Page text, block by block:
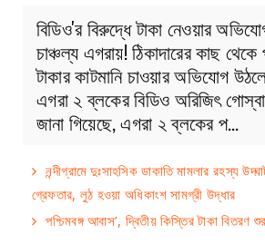
বিডিও'র বিরুদ্ধে টাকা নেওয়ার
চাঞ্চল্য এগরায়! ঠিকাদারের কাছ থেকে
টাকার কাটমানি চাওয়ার অভিযোগ
এগরা ২ ব্লকের বিডিও অরিজিৎ
জানা গিয়েছে, এগরা ২ ব্লকের প…
নন্দীগ্রামে দুঃসাহসিক ডাকাতি মামলার রহস্য
গ্রেফতার, লুঠ হওয়া অধিকাংশ সামগ্রী উদ্ধার
পশ্চিমবঙ্গ আবাস’, দ্বিতীয় কিস্তির টাকা বিতরণ